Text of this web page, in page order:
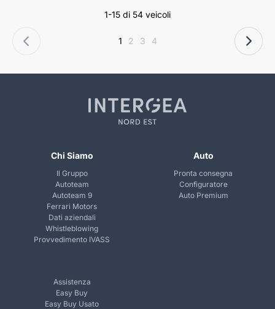
1-15 di 54 veicoli
1 2 3 4
Chi Siamo
Il Gruppo
Autoteam
Autoteam 9
Ferrari Motors
Dati aziendali
Whistleblowing
Provvedimento IVASS
Auto
Pronta consegna
Configuratore
Auto Premium
Assistenza
Easy Buy
Easy Buy Usato